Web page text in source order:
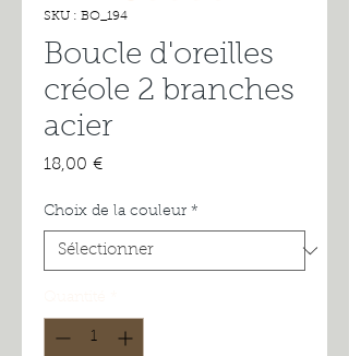
SKU : BO_194
Boucle d'oreilles
créole 2 branches
acier
18,00 €Prix
Choix de la couleur *